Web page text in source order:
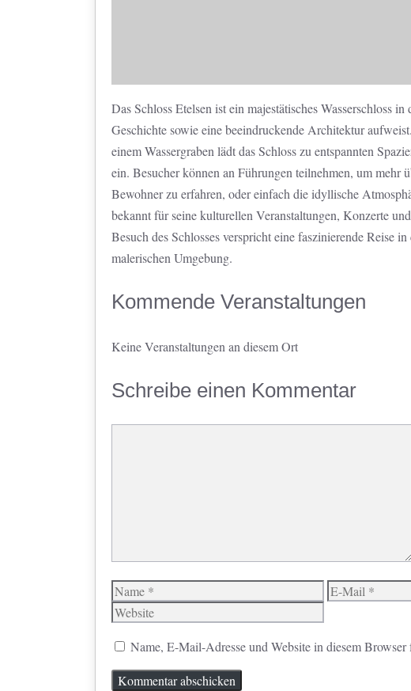
Das Schloss Etelsen ist ein majestätisches Wasserschloss
Geschichte sowie eine beeindruckende Architektur
einem Wassergraben lädt das Schloss zu entspannten
ein. Besucher können an Führungen teilnehmen, um mehr
Bewohner zu erfahren, oder einfach die idyllische
bekannt für seine kulturellen Veranstaltungen, Konzerte
Besuch des Schlosses verspricht eine faszinierende Reise
malerischen Umgebung.
Kommende Veranstaltungen
Keine Veranstaltungen an diesem Ort
Schreibe einen Kommentar
Name
E-
Name, E-Mail-Adresse und Website in diesem